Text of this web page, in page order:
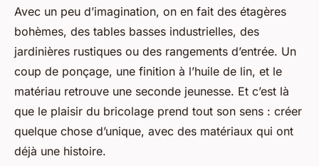
Avec un peu d’imagination, on en fait des étagères
bohèmes, des tables basses industrielles, des
jardinières rustiques ou des rangements d’entrée. Un
coup de ponçage, une finition à l’huile de lin, et le
matériau retrouve une seconde jeunesse. Et c’est là
que le plaisir du bricolage prend tout son sens : créer
quelque chose d’unique, avec des matériaux qui ont
déjà une histoire.